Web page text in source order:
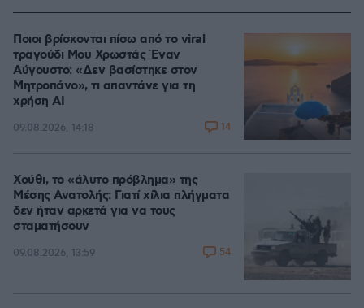
Ποιοι βρίσκονται πίσω από το viral
τραγούδι Μου Χρωστάς Έναν
Αύγουστο: «Δεν βασίστηκε στον
Μητροπάνο», τι απαντάνε για τη
χρήση AI
09.08.2026, 14:18 14
Χούθι, το «άλυτο πρόβλημα» της
Μέσης Ανατολής: Γιατί χίλια πλήγματα
δεν ήταν αρκετά για να τους
σταματήσουν
09.08.2026, 13:59 54